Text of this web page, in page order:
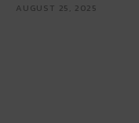
AUGUST 25, 2025